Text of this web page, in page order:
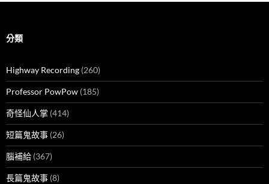
分類
Highway Recording (260)
Professor PowPow (185)
奇怪仙人掌 (414)
短篇鬼故事 (26)
腦補給 (367)
長篇鬼故事 (8)